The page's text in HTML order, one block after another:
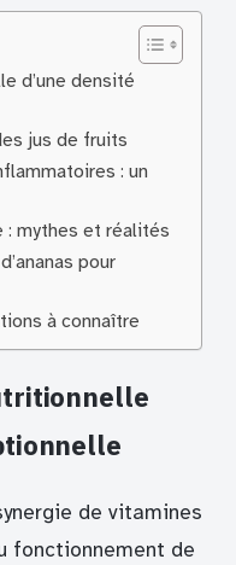
d’une densité
jus de fruits
: un
: mythes et réalités
pour
à connaître
de vitamines
fonctionnement de